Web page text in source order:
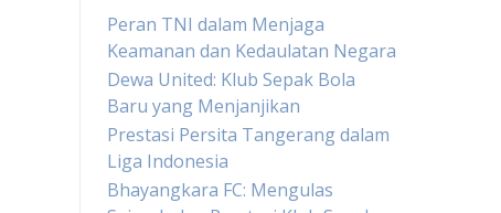
Peran TNI dalam Menjaga
Keamanan dan Kedaulatan Negara
Dewa United: Klub Sepak Bola
Baru yang Menjanjikan
Prestasi Persita Tangerang dalam
Liga Indonesia
Bhayangkara FC: Mengulas